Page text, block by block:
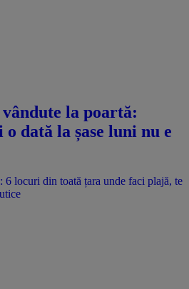
la poartă:
dată la șase luni nu e
locuri din toată țara unde faci plajă, te